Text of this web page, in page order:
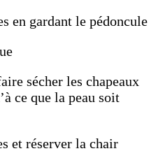
en gardant le pédoncule
sécher les chapeaux
ce que la peau soit
et réserver la chair